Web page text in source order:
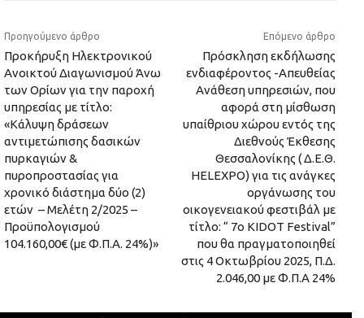
Προηγούμενο άρθρο
Προκήρυξη Ηλεκτρονικού
Ανοικτού Διαγωνισμού Άνω
των Ορίων για την παροχή
υπηρεσίας με τίτλο:
«Κάλυψη δράσεων
αντιμετώπισης δασικών
πυρκαγιών &
πυροπροστασίας για
χρονικό διάστημα δύο (2)
ετών – Μελέτη 2/2025 –
Προϋπολογισμού
104.160,00€ (με Φ.Π.Α. 24%)»
Επόμενο άρθρο
Πρόσκληση εκδήλωσης
ενδιαφέροντος -Απευθείας
Ανάθεση υπηρεσιών, που
αφορά στη μίσθωση
υπαίθριου χώρου εντός της
Διεθνούς Έκθεσης
Θεσσαλονίκης ( Δ.Ε.Θ.
HELEXPO) για τις ανάγκες
οργάνωσης του
οικογενειακού φεστιβάλ με
τίτλο: “ 7ο KIDOT Festival”
που θα πραγματοποιηθεί
στις 4 Οκτωβρίου 2025, Π.Δ.
2.046,00 με Φ.Π.Α 24%